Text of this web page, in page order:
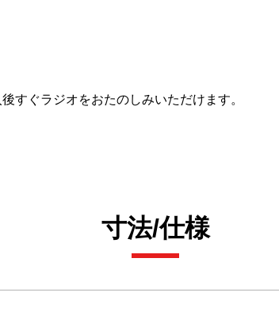
すぐラジオをおたのしみいただけます。
寸法/仕様